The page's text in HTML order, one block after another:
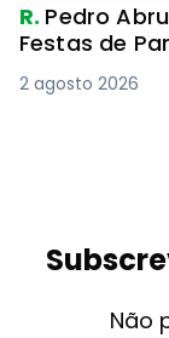
R. Pedro
Festas de
2 agosto 2026
Não